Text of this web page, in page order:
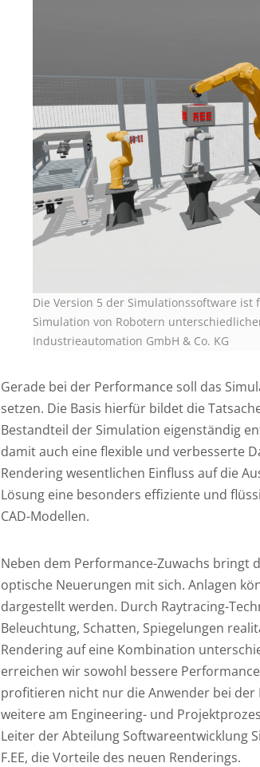
Die Version 5 der Simulationssoftware
Simulation von Robotern
Industrieautomation GmbH & Co. KG
Gerade bei der Performance soll das
setzen. Die Basis hierfür bildet die
Bestandteil der Simulation eigenständig
damit auch eine flexible und verbesserte
Rendering wesentlichen Einfluss auf die
Lösung eine besonders effiziente und
CAD-Modellen.
Neben dem Performance-Zuwachs bringt
optische Neuerungen mit sich. Anlagen
dargestellt werden. Durch Raytracing-
Beleuchtung, Schatten, Spiegelungen
Rendering auf eine Kombination
erreichen wir sowohl bessere
profitieren nicht nur die Anwender bei
weitere am Engineering- und
Leiter der Abteilung Softwareentwicklung
F.EE, die Vorteile des neuen Renderings.